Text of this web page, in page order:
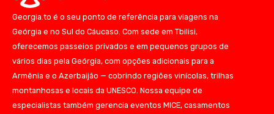
Georgia.to é o seu ponto de referência para viagens na
Geórgia e no Sul do Cáucaso. Com sede em Tbilisi,
oferecemos passeios privados e em pequenos grupos de
vários dias pela Geórgia, com opções adicionais para a
Armênia e o Azerbaijão — cobrindo regiões vinícolas, trilhas
montanhosas e locais da UNESCO. Nossa equipe de
especialistas também gerencia eventos MICE, casamentos